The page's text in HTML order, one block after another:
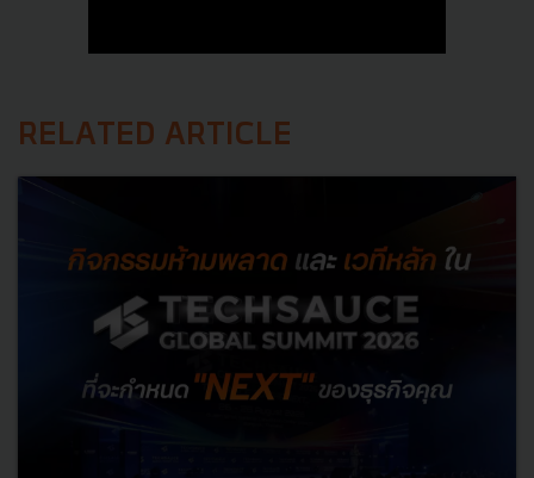
RELATED ARTICLE